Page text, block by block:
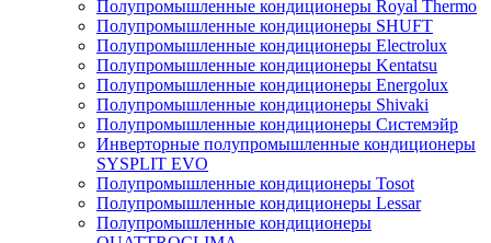
Полупромышленные кондиционеры Royal Thermo
Полупромышленные кондиционеры SHUFT
Полупромышленные кондиционеры Electrolux
Полупромышленные кондиционеры Kentatsu
Полупромышленные кондиционеры Energolux
Полупромышленные кондиционеры Shivaki
Полупромышленные кондиционеры Системэйр
Инверторные полупромышленные кондиционеры
SYSPLIT EVO
Полупромышленные кондиционеры Tosot
Полупромышленные кондиционеры Lessar
Полупромышленные кондиционеры